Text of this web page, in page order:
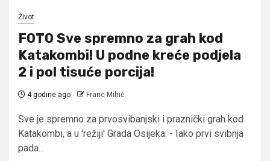
Život
FOTO Sve spremno za grah kod
Katakombi! U podne kreće podjela
2 i pol tisuće porcija!
4 godine ago Franc Mihić
Sve je spremno za prvosvibanjski i praznički grah kod
Katakombi, a u 'režiji' Grada Osijeka. - Iako prvi svibnja
pada...